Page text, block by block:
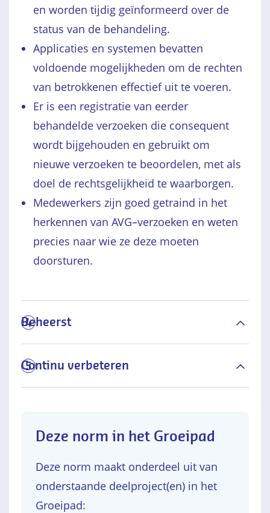
en worden tijdig geïnformeerd over de
status van de behandeling.
Applicaties en systemen bevatten
voldoende mogelijkheden om de rechten
van betrokkenen effectief uit te voeren.
Er is een registratie van eerder
behandelde verzoeken die consequent
wordt bijgehouden en gebruikt om
nieuwe verzoeken te beoordelen, met als
doel de rechtsgelijkheid te waarborgen.
Medewerkers zijn goed getraind in het
herkennen van AVG–verzoeken en weten
precies naar wie ze deze moeten
doorsturen.
4
Beheerst
5
Continu verbeteren
Deze norm in het Groeipad
Deze norm maakt onderdeel uit van
onderstaande deelproject(en) in het
Groeipad: